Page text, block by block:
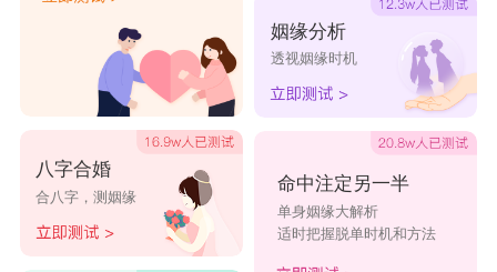
八字合婚
合八字，测姻缘
姻缘分析
透视姻缘时机
命中注定另一半
单身姻缘大解析
适时把握脱单时机和方法